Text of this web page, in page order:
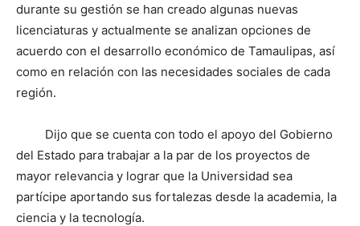
durante su gestión se han creado algunas nuevas
licenciaturas y actualmente se analizan opciones de
acuerdo con el desarrollo económico de Tamaulipas, así
como en relación con las necesidades sociales de cada
región.
Dijo que se cuenta con todo el apoyo del Gobierno
del Estado para trabajar a la par de los proyectos de
mayor relevancia y lograr que la Universidad sea
partícipe aportando sus fortalezas desde la academia, la
ciencia y la tecnología.